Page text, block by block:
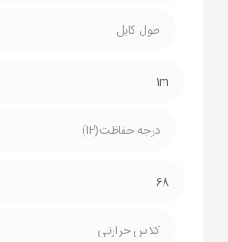
طول کابل
1m
درجه حفاظت(IP)
68
کلاس حرارتی